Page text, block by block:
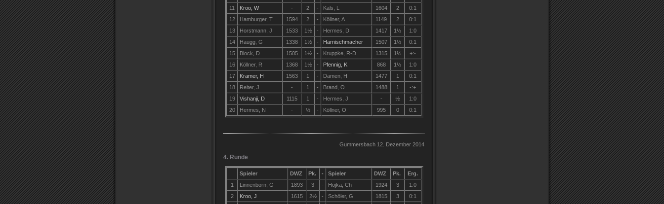
11
Kroo, W - 2 - Kals, L 1604 2
0:1
12
Hamburger, T 1594 2 - Köllner, A 1149 2
0:1
13
Horstmann, J 1533 1½ - Hermes, D 1417 1½
1:0
14
Haugg, G 1338 1½ - Harnischmacher 1507 1½
0:1
15
Block, D 1505 1½ - Kruppke, R-D 1315 1½
+:-
16
Köllner, R 1368 1½ - Pfennig, K 868 1½
1:0
17
Kramer, H 1563 1 - Damen, H 1477 1
0:1
18
Reiter, J - 1 - Brand, O 1488 1
-:+
19
Vishanji, D 1115 1 - Hermes, J - ½
1:0
20
Hermes, N - ½ - Köllner, O 995 0 0:1
Gummersbach 12. Dezember 2014
4. Runde
Spieler DWZ Pk. - Spieler DWZ Pk.
Erg.
1
Linnenborn, G 1893 3 - Hojka, Ch 1924 3
1:0
2
Kroo, J 1615 2½ - Schöler, G 1815 3
0:1